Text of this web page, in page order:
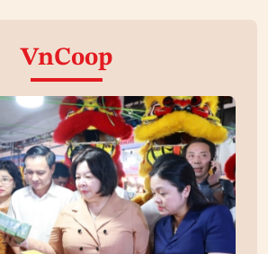
VnCoop